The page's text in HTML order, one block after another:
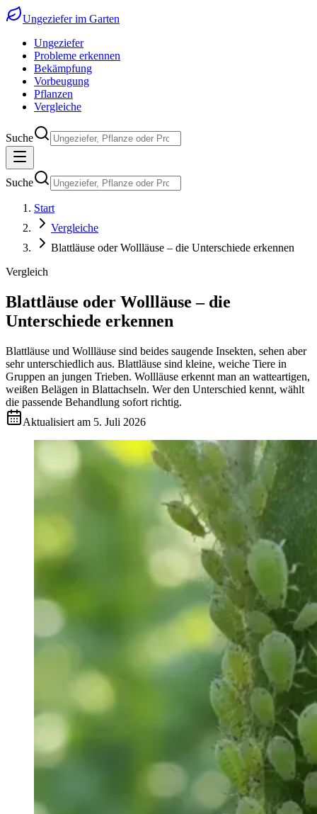
Ungeziefer im Garten
Ungeziefer
Probleme erkennen
Bekämpfung
Vorbeugung
Pflanzen
Vergleiche
Suche
Suche
Start
Vergleiche
Blattläuse oder Wollläuse – die Unterschiede erkennen
Vergleich
Blattläuse oder Wollläuse – die
Unterschiede erkennen
Blattläuse und Wollläuse sind beides saugende Insekten, sehen aber
sehr unterschiedlich aus. Blattläuse sind kleine, weiche Tiere in
Gruppen an jungen Trieben. Wollläuse erkennt man an watteartigen,
weißen Belägen in Blattachseln. Wer den Unterschied kennt, wählt
die passende Behandlung sofort richtig.
Aktualisiert am 5. Juli 2026